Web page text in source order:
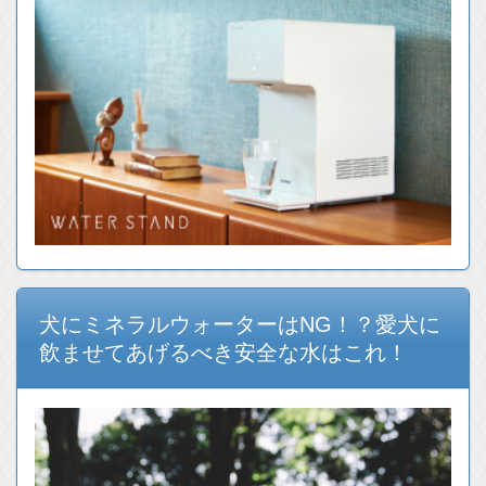
犬にミネラルウォーターはNG！？愛犬に
飲ませてあげるべき安全な水はこれ！